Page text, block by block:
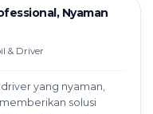
Nyaman
& Driver
yang nyaman,
solusi